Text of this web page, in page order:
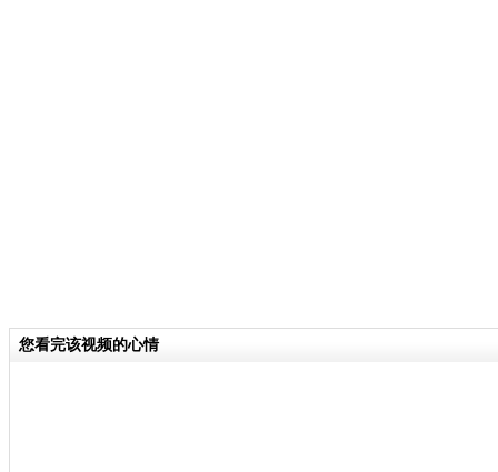
您看完该视频的心情